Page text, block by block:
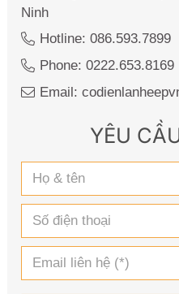
Ninh
Hotline: 086.593.7899
Phone: 0222.653.8169
Email:
YÊU